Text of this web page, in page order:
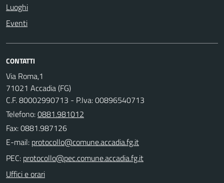
Luoghi
Eventi
CONTATTI
Via Roma,1
71021 Accadia (FG)
C.F. 80002990713 - P.Iva: 00896540713
Telefono:0881.981012
Fax: 0881.987126
E-mail:
PEC:
Uffici e orari